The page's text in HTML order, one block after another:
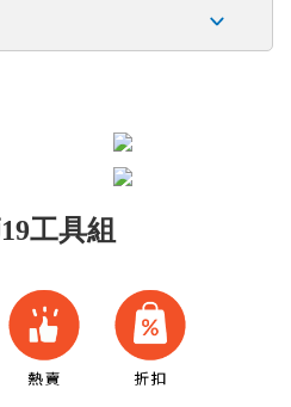
工具組